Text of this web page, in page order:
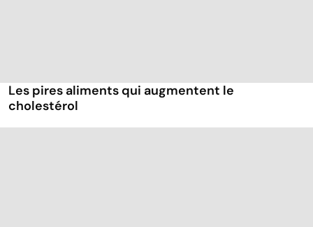
Les pires aliments qui augmentent le
cholestérol